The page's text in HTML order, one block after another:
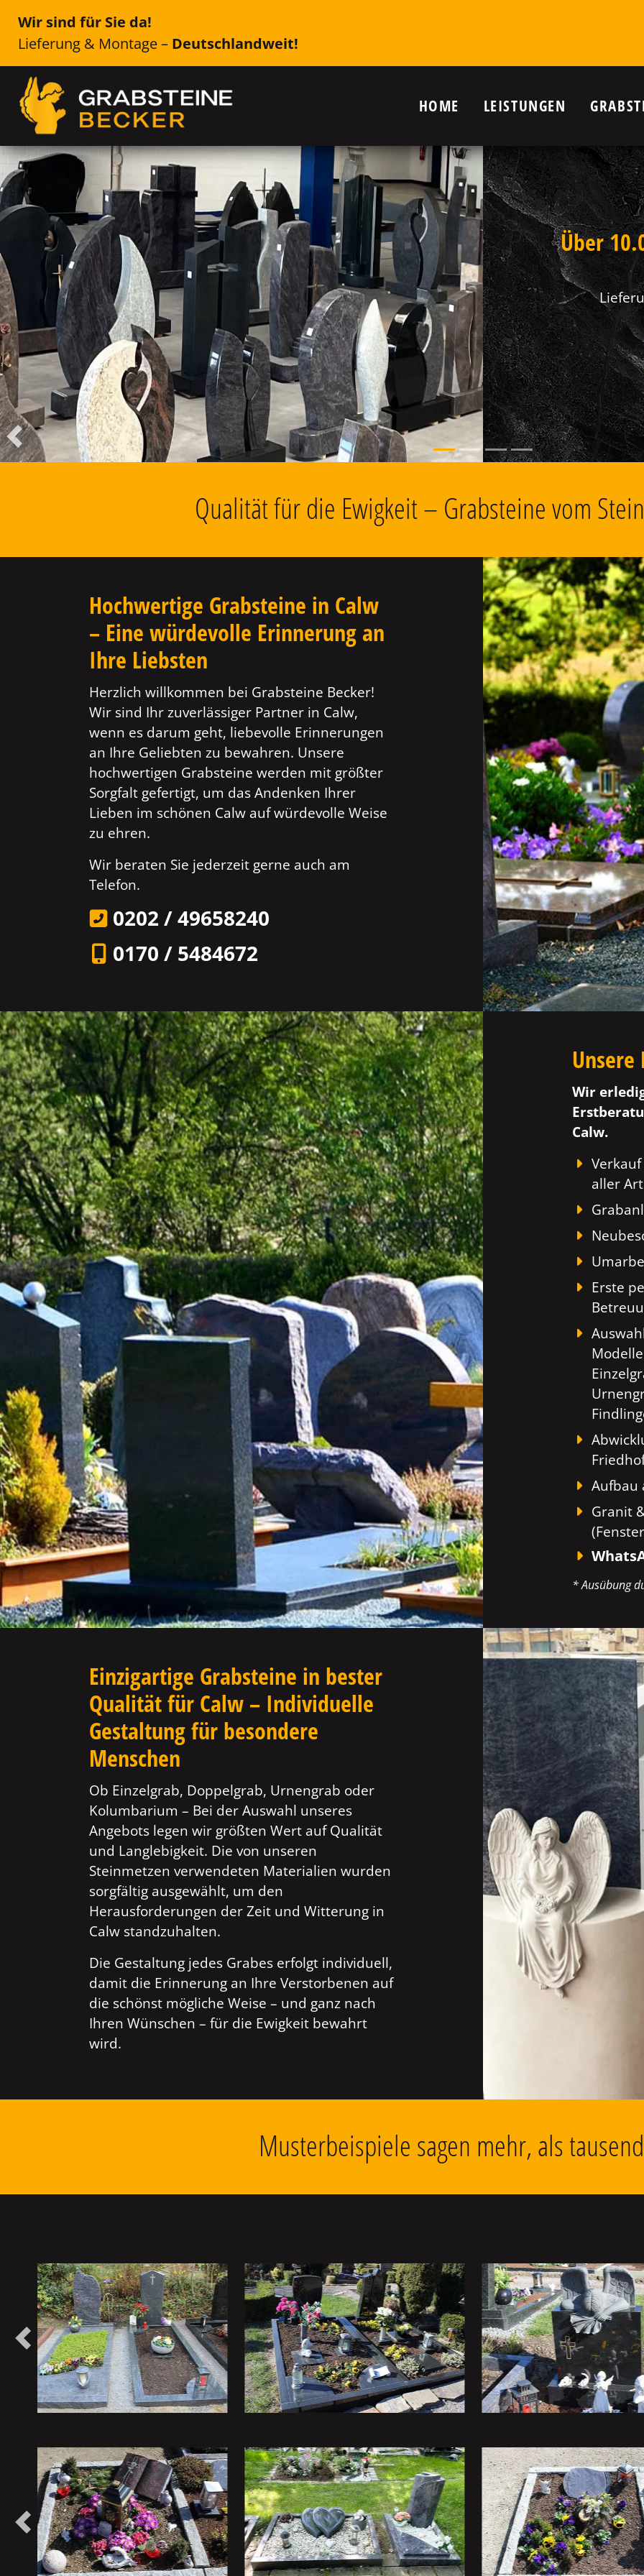
Wir sind für Sie da!
Lieferung & Montage – Deutschlandweit!
HOME LEISTUNGEN
Genau das Richtige für Ihr Grab in
Calw
Einzelsteine, Doppelsteine, Urnenanlagen,
Liegesteine, Findlinge, Kolumbarien, Grabschmuck
u.v.m.
Vorheriger
Qualität für die Ewigkeit – Grabsteine vom
Hochwertige Grabsteine in Calw
– Eine würdevolle Erinnerung an
Ihre Liebsten
Herzlich willkommen bei Grabsteine Becker!
Wir sind Ihr zuverlässiger Partner in Calw,
wenn es darum geht, liebevolle Erinnerungen
an Ihre Geliebten zu bewahren. Unsere
hochwertigen Grabsteine werden mit größter
Sorgfalt gefertigt, um das Andenken Ihrer
Lieben im schönen Calw auf würdevolle Weise
zu ehren.
Wir beraten Sie jederzeit gerne auch am
Telefon.
0202 / 49658240
0170 / 5484672
Unsere
Wir
Calw.
aller Art
Erste
Aufbau
Granit
* Ausübung
Einzigartige Grabsteine in bester
Qualität für Calw – Individuelle
Gestaltung für besondere
Menschen
Ob Einzelgrab, Doppelgrab, Urnengrab oder
Kolumbarium – Bei der Auswahl unseres
Angebots legen wir größten Wert auf Qualität
und Langlebigkeit. Die von unseren
Steinmetzen verwendeten Materialien wurden
sorgfältig ausgewählt, um den
Herausforderungen der Zeit und Witterung in
Calw standzuhalten.
Die Gestaltung jedes Grabes erfolgt individuell,
damit die Erinnerung an Ihre Verstorbenen auf
die schönst mögliche Weise – und ganz nach
Ihren Wünschen – für die Ewigkeit bewahrt
wird.
Musterbeispiele sagen mehr, als
Vorheriges
Vorheriges